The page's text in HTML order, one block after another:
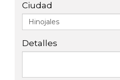
Ciudad
Detalles